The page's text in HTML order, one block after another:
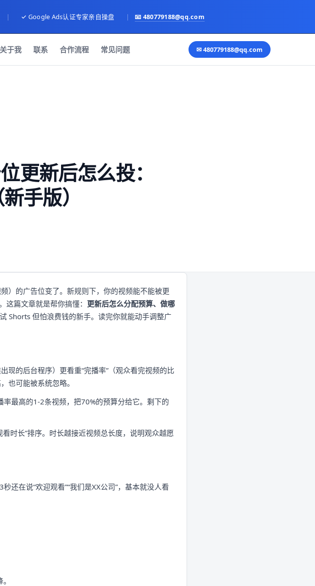
| ✓ Google Ads认证专家亲自操盘 | 📧 480779188@qq.com
关于我 联系 合作流程 常见问题 ✉480779188@qq.com
更新后怎么投：
手版）
）的广告位变了。新规则下，你的视频能不能被更
这篇文章就是帮你搞懂： 更新后怎么分配预算、做哪
Shorts 但怕浪费钱的新手。读完你就能动手调整广
现的后台程序）更看重“完播率”（观众看完视频的比
也可能被系统忽略。
率最高的1-2条视频，把70%的预算分给它。剩下的
时长”排序。时长越接近视频总长度，说明观众越愿
还在说“欢迎观看”“我们是XX公司”，基本就没人看